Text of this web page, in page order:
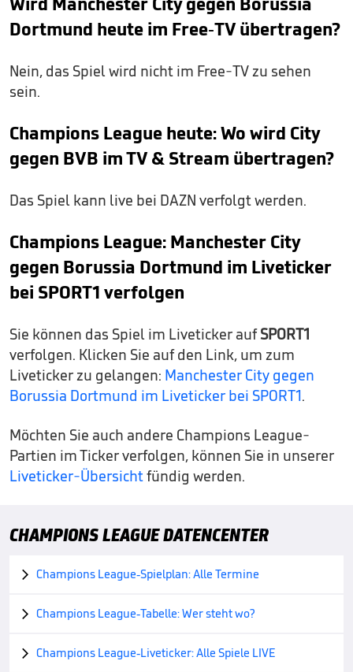
Dortmund heute im Free-TV übertragen?
Nein, das Spiel wird nicht im Free-TV zu sehen
sein.
Champions League heute: Wo wird City
gegen BVB im TV & Stream übertragen?
Das Spiel kann live bei DAZN verfolgt werden.
Champions League: Manchester City
gegen Borussia Dortmund im Liveticker
bei SPORT1 verfolgen
Sie können das Spiel im Liveticker aufSPORT1
verfolgen. Klicken Sie auf den Link, um zum
Liveticker zu gelangen: Manchester City gegen
Borussia Dortmund im Liveticker bei SPORT1.
Möchten Sie auch andere Champions League-
Partien im Ticker verfolgen, können Sie in unserer
Liveticker-Übersichtfündig werden.
CHAMPIONS LEAGUE DATENCENTER
 Champions League-Spielplan: Alle Termine
 Champions League-Tabelle: Wer steht wo?
 Champions League-Liveticker: Alle Spiele LIVE